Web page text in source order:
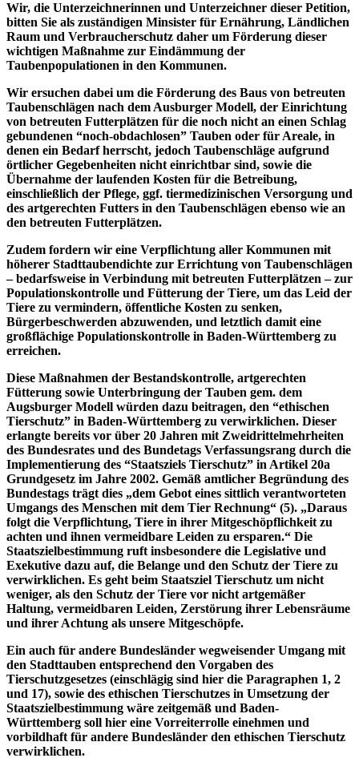
Wir, die Unterzeichnerinnen und Unterzeichner dieser Petition,
bitten Sie als zuständigen Minsister für Ernährung, Ländlichen
Raum und Verbraucherschutz daher um Förderung dieser
wichtigen Maßnahme zur Eindämmung der
Taubenpopulationen in den Kommunen.
Wir ersuchen dabei um die Förderung des Baus von betreuten
Taubenschlägen nach dem Ausburger Modell, der Einrichtung
von betreuten Futterplätzen für die noch nicht an einen Schlag
gebundenen “noch-obdachlosen” Tauben oder für Areale, in
denen ein Bedarf herrscht, jedoch Taubenschläge aufgrund
örtlicher Gegebenheiten nicht einrichtbar sind, sowie die
Übernahme der laufenden Kosten für die Betreibung,
einschließlich der Pflege, ggf. tiermedizinischen Versorgung und
des artgerechten Futters in den Taubenschlägen ebenso wie an
den betreuten Futterplätzen.
Zudem fordern wir eine Verpflichtung aller Kommunen mit
höherer Stadttaubendichte zur Errichtung von Taubenschlägen
– bedarfsweise in Verbindung mit betreuten Futterplätzen – zur
Populationskontrolle und Fütterung der Tiere, um das Leid der
Tiere zu vermindern, öffentliche Kosten zu senken,
Bürgerbeschwerden abzuwenden, und letztlich damit eine
großflächige Populationskontrolle in Baden-Württemberg zu
erreichen.
Diese Maßnahmen der Bestandskontrolle, artgerechten
Fütterung sowie Unterbringung der Tauben gem. dem
Augsburger Modell würden dazu beitragen, den “ethischen
Tierschutz” in Baden-Württemberg zu verwirklichen. Dieser
erlangte bereits vor über 20 Jahren mit Zweidrittelmehrheiten
des Bundesrates und des Bundetags Verfassungsrang durch die
Implementierung des “Staatsziels Tierschutz” in Artikel 20a
Grundgesetz im Jahre 2002. Gemäß amtlicher Begründung des
Bundestags trägt dies „dem Gebot eines sittlich verantworteten
Umgangs des Menschen mit dem Tier Rechnung“ (5). „Daraus
folgt die Verpflichtung, Tiere in ihrer Mitgeschöpflichkeit zu
achten und ihnen vermeidbare Leiden zu ersparen.“ Die
Staatszielbestimmung ruft insbesondere die Legislative und
Exekutive dazu auf, die Belange und den Schutz der Tiere zu
verwirklichen. Es geht beim Staatsziel Tierschutz um nicht
weniger, als den Schutz der Tiere vor nicht artgemäßer
Haltung, vermeidbaren Leiden, Zerstörung ihrer Lebensräume
und ihrer Achtung als unsere Mitgeschöpfe.
Ein auch für andere Bundesländer wegweisender Umgang mit
den Stadttauben entsprechend den Vorgaben des
Tierschutzgesetzes (einschlägig sind hier die Paragraphen 1, 2
und 17), sowie des ethischen Tierschutzes in Umsetzung der
Staatszielbestimmung wäre zeitgemäß und Baden-
Württemberg soll hier eine Vorreiterrolle einehmen und
vorbildhaft für andere Bundesländer den ethischen Tierschutz
verwirklichen.